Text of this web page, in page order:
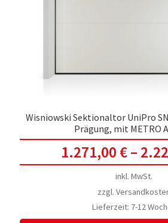
Wisniowski Sektionaltor UniPro
Prägung, mit METRO
1.271,00 €–
inkl. MwSt.
zzgl.
Lieferzeit: 7-12